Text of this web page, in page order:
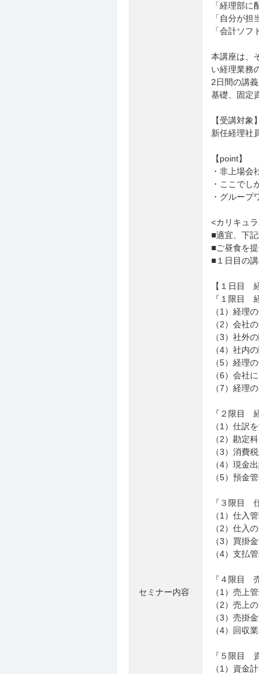
セミナー内容
「経理部
「自分が
「会計ソ
本講座は、
い経理業務
2日間の講
基礎、固定
【受講対象】
新任経理社
【point】
・非上場会
・ここでし
・グループ
<カリキュ
■適宜、下
■ご昼食を
■１日目の
【１日目
『１限目
（1）経理
（2）会社
（3）社外
（4）社内
（5）経理
（6）会社
（7）経理
『２限目
（1）仕訳
（2）勘定
（3）消費
（4）現金
（5）預金
『３限目
（1）仕入
（2）仕入
（3）買掛
（4）支払
『４限目
（1）売上
（2）売上
（3）売掛
（4）回収
『５限目
（1）資金